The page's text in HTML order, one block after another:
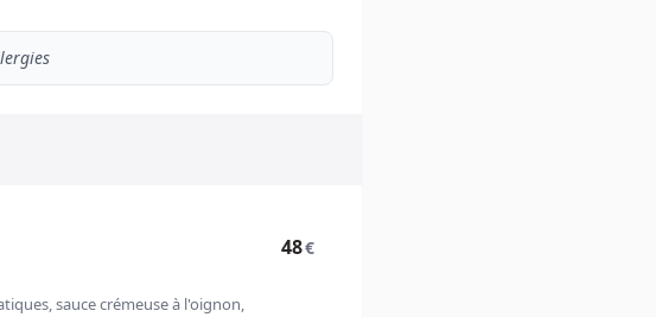
sauce crémeuse à l'oignon,
48€